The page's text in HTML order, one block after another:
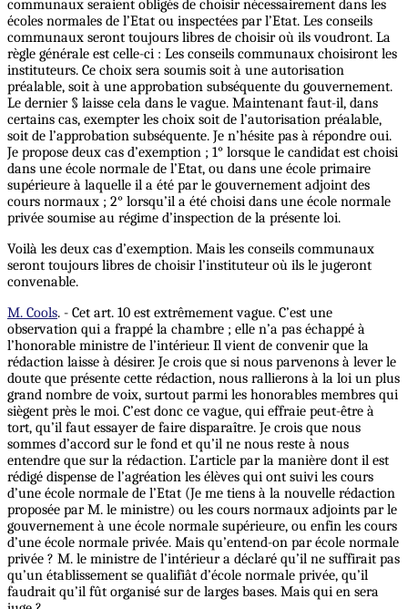
communaux seraient obligés de choisir nécessairement dans les
écoles normales de l’Etat ou inspectées par l’Etat. Les conseils
communaux seront toujours libres de choisir où ils voudront. La
règle générale est celle-ci : Les conseils communaux choisiront les
instituteurs. Ce choix sera soumis soit à une autorisation
préalable, soit à une approbation subséquente du gouvernement.
Le dernier § laisse cela dans le vague. Maintenant faut-il, dans
certains cas, exempter les choix soit de l’autorisation préalable,
soit de l’approbation subséquente. Je n’hésite pas à répondre oui.
Je propose deux cas d’exemption ; 1° lorsque le candidat est choisi
dans une école normale de l’Etat, ou dans une école primaire
supérieure à laquelle il a été par le gouvernement adjoint des
cours normaux ; 2° lorsqu’il a été choisi dans une école normale
privée soumise au régime d’inspection de la présente loi.
Voilà les deux cas d’exemption. Mais les conseils communaux
seront toujours libres de choisir l’instituteur où ils le jugeront
convenable.
M. Cools. - Cet art. 10 est extrêmement vague. C’est une
observation qui a frappé la chambre ; elle n’a pas échappé à
l’honorable ministre de l’intérieur. Il vient de convenir que la
rédaction laisse à désirer. Je crois que si nous parvenons à lever le
doute que présente cette rédaction, nous rallierons à la loi un plus
grand nombre de voix, surtout parmi les honorables membres qui
siègent près le moi. C’est donc ce vague, qui effraie peut-être à
tort, qu’il faut essayer de faire disparaître. Je crois que nous
sommes d’accord sur le fond et qu’il ne nous reste à nous
entendre que sur la rédaction. L’article par la manière dont il est
rédigé dispense de l’agréation les élèves qui ont suivi les cours
d’une école normale de l’Etat (Je me tiens à la nouvelle rédaction
proposée par M. le ministre) ou les cours normaux adjoints par le
gouvernement à une école normale supérieure, ou enfin les cours
d’une école normale privée. Mais qu’entend-on par école normale
privée ? M. le ministre de l’intérieur a déclaré qu’il ne suffirait pas
qu’un établissement se qualifiât d’école normale privée, qu’il
faudrait qu’il fût organisé sur de larges bases. Mais qui en sera